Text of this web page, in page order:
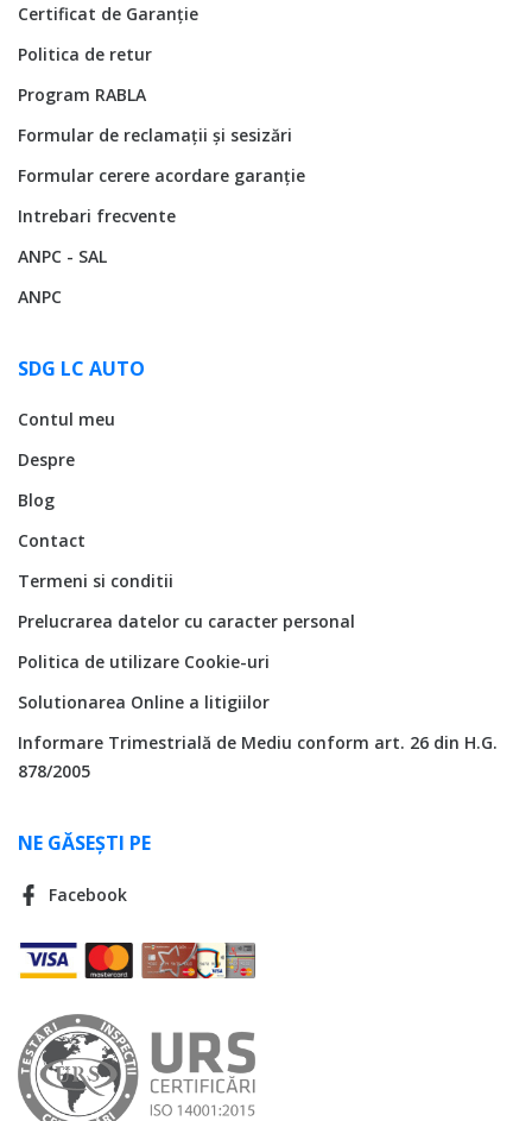
Certificat de Garanție
Politica de retur
Program RABLA
Formular de reclamații și sesizări
Formular cerere acordare garanție
Intrebari frecvente
ANPC - SAL
ANPC
SDG LC AUTO
Contul meu
Despre
Blog
Contact
Termeni si conditii
Prelucrarea datelor cu caracter personal
Politica de utilizare Cookie-uri
Solutionarea Online a litigiilor
Informare Trimestrială de Mediu conform art. 26 din H.G.
878/2005
NE GĂSEȘTI PE
Facebook